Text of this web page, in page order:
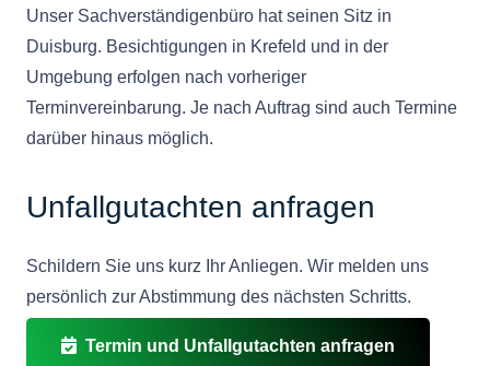
Unser Sachverständigenbüro hat seinen Sitz in
Duisburg. Besichtigungen in Krefeld und in der
Umgebung erfolgen nach vorheriger
Terminvereinbarung. Je nach Auftrag sind auch Termine
darüber hinaus möglich.
Unfallgutachten anfragen
Schildern Sie uns kurz Ihr Anliegen. Wir melden uns
persönlich zur Abstimmung des nächsten Schritts.
Termin und Unfallgutachten anfragen